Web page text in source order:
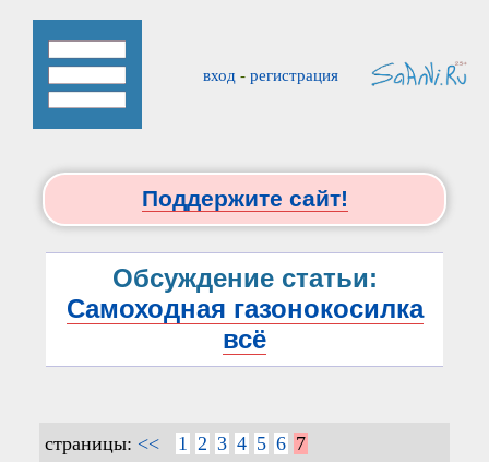
вход - регистрация
Поддержите сайт!
Обсуждение статьи:
Самоходная газонокосилка
всё
страницы: << 1 2 3 4 5 6 7